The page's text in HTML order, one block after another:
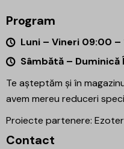
Program
Luni – Vineri 09:00 –
Sâmbătă – Duminică
Te așteptăm și în
avem mereu reduceri
Proiecte partenere:
Contact